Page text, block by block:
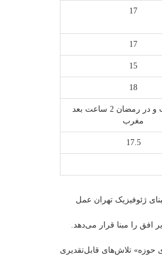
17
17
15
18
1.5 ساعت و در رمضان 2 ساعت بعد
مغرب
17.5
ژئوفیزیک تهران عمل
زاویه 19.25 را برای فجر مبنا قرار می‌داد! و سپس سال‌ها بر مبنای 17.8 درجه زیر افق و در چند سال اخیر 17.7 درجه زیر افق را مبنا قرار می‌دهد.
تلاش‌های قابل‌تقدیری